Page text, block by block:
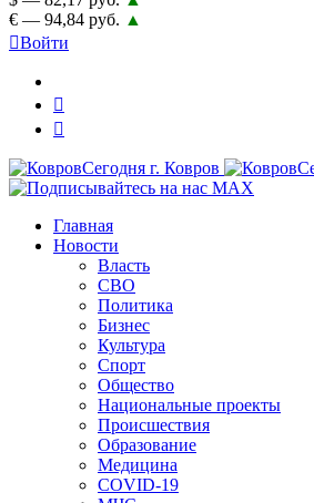
€ — 94,84 руб. ▲
Войти
Главная
Новости
Власть
СВО
Политика
Бизнес
Культура
Спорт
Общество
Национальные проекты
Происшествия
Образование
Медицина
COVID-19